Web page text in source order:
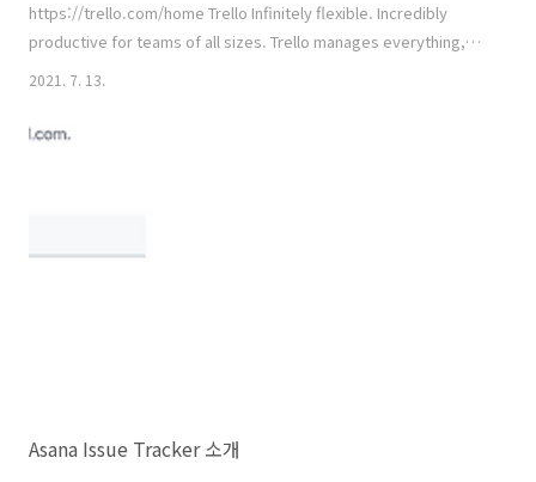
https://trello.com/home Trello Infinitely flexible. Incredibly
productive for teams of all sizes. Trello manages everything,
from big project details to micro tasks. Collaborate anywhere,
험에대해서 얼마나 신경을 썼는지. (Drag and Drop, 다른 작업들과의
2021. 7. 13.
Asana Issue Tracker 소개